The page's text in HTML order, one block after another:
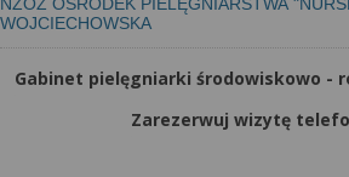
WOJCIECHOWSKA
Gabinet pielęgniarki środowiskowo -
Zarezerwuj wizytę